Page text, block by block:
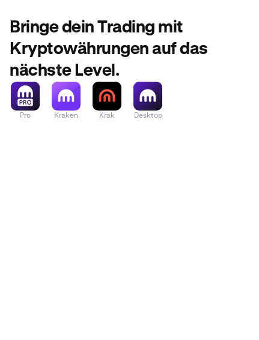
Bringe dein Trading mit
Kryptowährungen auf das
nächste Level.
Pro Kraken Krak Desktop